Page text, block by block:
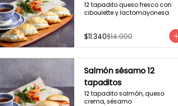
12 tapadito queso fresco con
ciboulette y lactomayonesa
$11.340$14.000
Salmón sésamo 12
tapaditos
12 tapadito salmón, queso
crema, sésamo